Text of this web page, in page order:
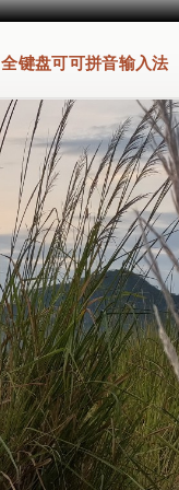
全键盘可可拼音输入法